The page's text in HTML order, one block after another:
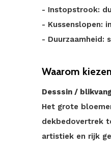
- Instopstrook:
- Kussenslopen:
- Duurzaamheid:
Waarom
Desssin /
Het grote
dekbedovertrek
artistiek en rijk